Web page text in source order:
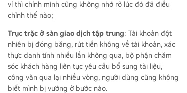
ví thì chính mình cũng không nhớ rõ lúc đó đã điều
chỉnh thế nào;
Trục trặc ở sàn giao dịch tập trung: Tài khoản đột
nhiên bị đóng băng, rút tiền không về tài khoản, xác
thực danh tính nhiều lần không qua, bộ phận chăm
sóc khách hàng liên tục yêu cầu bổ sung tài liệu,
công văn qua lại nhiều vòng, người dùng cũng không
biết mình bị vướng ở bước nào.